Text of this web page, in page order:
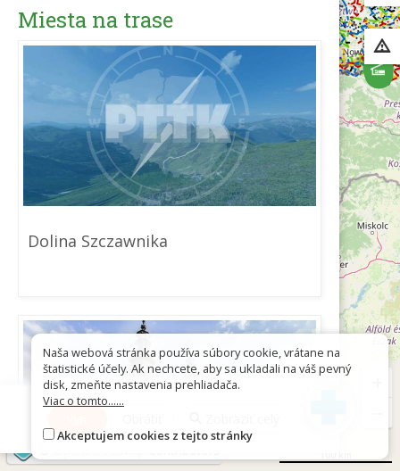
Miesta na trase
Dolina Szczawnika
Naša webová stránka používa súbory cookie, vrátane na
štatistické účely. Ak nechcete, aby sa ukladali na váš pevný
disk, zmeňte nastavenia prehliadača.
Viac o tomto......
Akceptujem cookies z tejto stránky